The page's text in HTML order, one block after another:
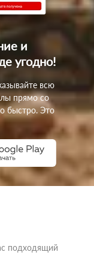
и
угодно!
всю
прямо со
быстро. Это
подходящий